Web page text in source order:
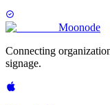
Moonode
Connecting
signage.